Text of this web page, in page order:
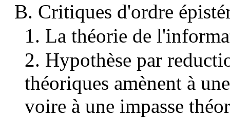
B. Critiques d'ordre
1. La théorie de
2. Hypothèse par
théoriques amènent à
voire à une impasse